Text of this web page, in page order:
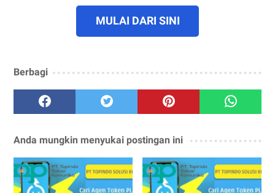
MULAI DARI SINI
Berbagi
Anda mungkin menyukai postingan ini